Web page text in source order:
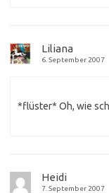
Liliana
6. September 2007
*flüster* Oh, wie
Heidi
7. September 2007